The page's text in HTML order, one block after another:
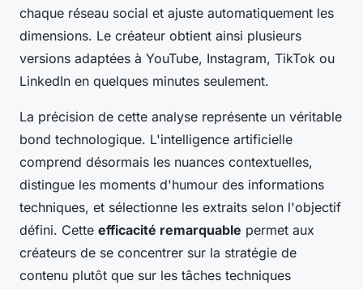
chaque réseau social et ajuste automatiquement les
dimensions. Le créateur obtient ainsi plusieurs
versions adaptées à YouTube, Instagram, TikTok ou
LinkedIn en quelques minutes seulement.
La précision de cette analyse représente un véritable
bond technologique. L'intelligence artificielle
comprend désormais les nuances contextuelles,
distingue les moments d'humour des informations
techniques, et sélectionne les extraits selon l'objectif
défini. Cette efficacité remarquable permet aux
créateurs de se concentrer sur la stratégie de
contenu plutôt que sur les tâches techniques